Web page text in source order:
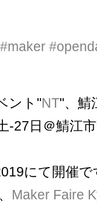
#maker
ント"NT"、鯖
-27日＠鯖江
にて開催で
、 Maker Faire